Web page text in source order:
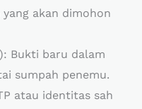
akan dimohon
Bukti baru dalam
sumpah penemu.
atau identitas sah